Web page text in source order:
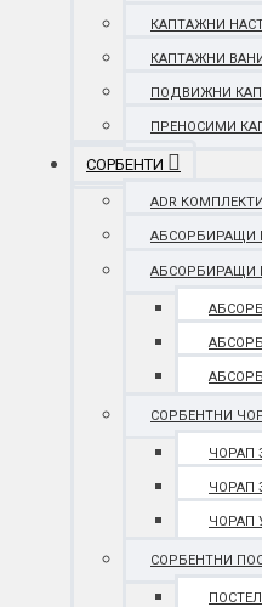
КАПТАЖНИ
КАПТАЖНИ
ПОДВИЖНИ
ПРЕНОСИМИ
СОРБЕНТИ
ADR
АБСОРБИРАЩИ
АБСОРБИРАЩИ
СОРБЕНТНИ
ЧОРАП
ЧОРАП
ЧОРАП
СОРБЕНТНИ